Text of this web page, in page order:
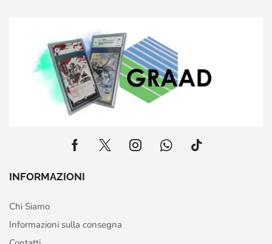
INFORMAZIONI
Chi Siamo
Informazioni sulla consegna